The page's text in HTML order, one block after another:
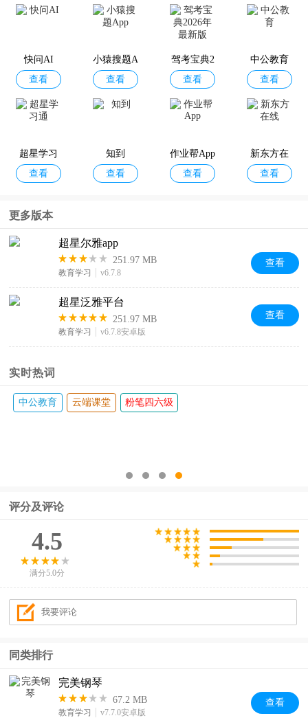
快问AI
查看
小猿搜题A
pp
查看
驾考宝典2
026年最新
版
查看
中公教育
查看
超星学习
通
查看
知到
查看
作业帮App
查看
新东方在
线
查看
更多版本
超星尔雅app
251.97 MB
教育学习 v6.7.8
查看
超星泛雅平台
251.97 MB
教育学习 v6.7.8安卓版
查看
实时热词
中公教育 云端课堂 粉笔四六级
评分及评论
4.5
满分5.0分
同类排行
完美钢琴
67.2 MB
教育学习 v7.7.0安卓版
查看